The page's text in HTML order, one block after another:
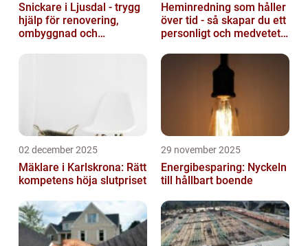
Snickare i Ljusdal - trygg
hjälp för renovering,
ombyggnad och
Heminredning som håller
över tid - så skapar du ett
personligt och medvetet
02 december 2025
Mäklare i Karlskrona: Rätt
kompetens höja slutpriset
29 november 2025
Energibesparing: Nyckeln
till hållbart boende